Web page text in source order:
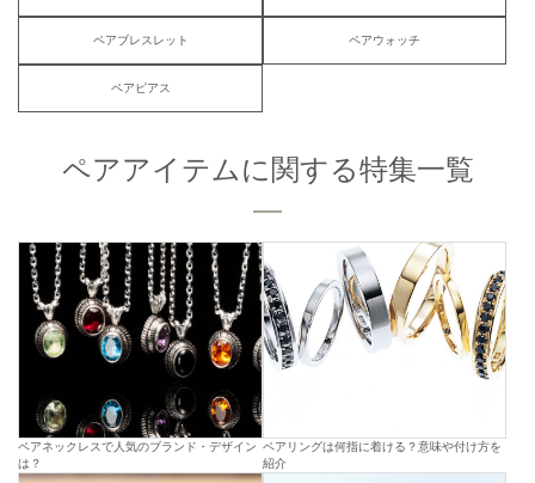
ペアブレスレット ペアウォッチ
ペアピアス
ペアアイテムに関する特集一覧
ペアネックレスで人気のブランド・デザイン
は？
ペアリングは何指に着ける？意味や付け方を
紹介